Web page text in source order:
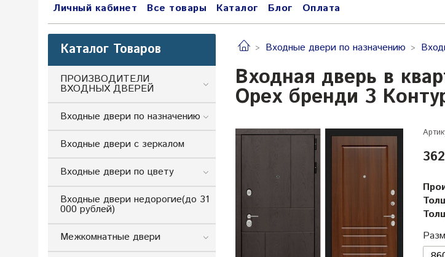
Личный кабинет
Все товары Каталог Блог Оплата
Входные двери по назначению
Входная дверь в
Орех бренди 3
Каталог Товаров
ПРОИЗВОДИТЕЛИ
ВХОДНЫХ ДВЕРЕЙ
Входные двери по назначению
Входные двери с зеркалом
Входные двери по цвету
Входные двери недорогие(до 31
000 рублей)
Межкомнатные двери